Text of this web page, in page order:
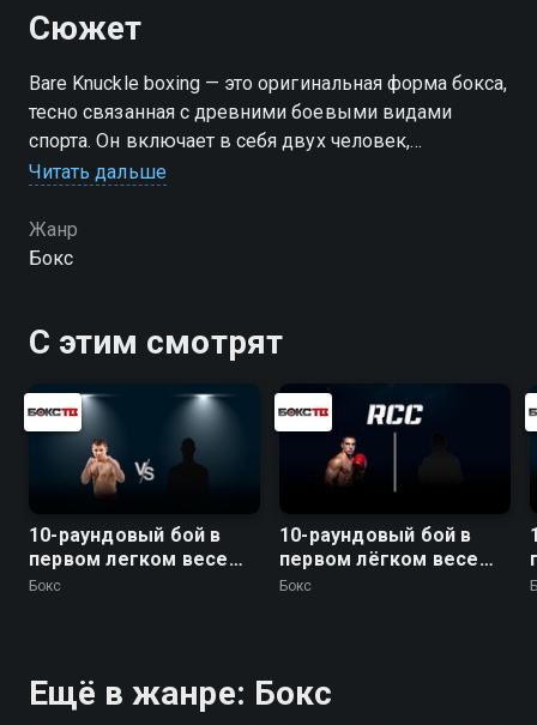
Сюжет
Bare Knuckle boxing — это оригинальная форма бокса,
тесно связанная с древними боевыми видами
спорта. Он включает в себя двух человек,
сражающихся без боксерских перчаток или других
Читать дальше
Жанр
Бокс
С этим смотрят
10-раундовый бой в
первом легком весе
(до 59 кг): Евгений
Бокс
10-раундовый бой в
первом лёгком весе
(до 59 кг)
Бокс
Ещё в жанре: Бокс